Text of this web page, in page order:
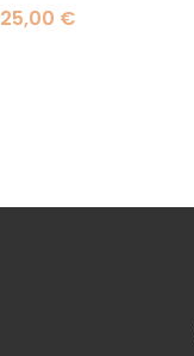
25,00 €